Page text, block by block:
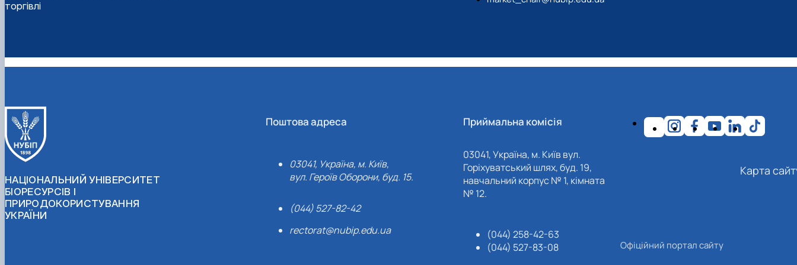
торгівлі
НАЦІОНАЛЬНИЙ УНІВЕРСИТЕТ
БІОРЕСУРСІВ І
ПРИРОДОКОРИСТУВАННЯ
УКРАЇНИ
Поштова адреса
03041, Україна, м. Київ,
вул. Героїв Оборони, буд. 15.
(044) 527-82-42
rectorat@nubip.edu.ua
Приймальна комісія
03041, Україна, м. Київ вул.
Горіхуватський шлях, буд. 19,
навчальний корпус № 1, кімната
№ 12.
(044) 258-42-63
(044) 527-83-08
Карта
Офіційний портал сайту